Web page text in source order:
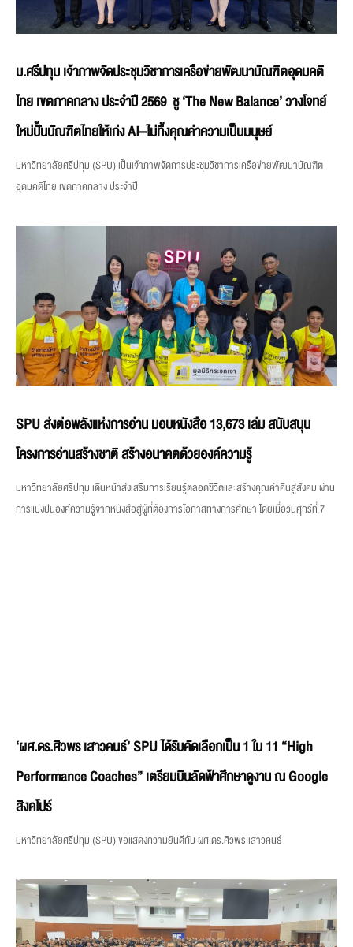
ม.ศรีปทุม เจ้าภาพจัดประชุมวิชาการเครือข่ายพัฒนาบัณฑิตอุดมคติ
ไทย เขตภาคกลาง ประจำปี 2569 ชู ‘The New Balance’ วางโจทย์
ใหม่ปั้นบัณฑิตไทยให้เก่ง AI–ไม่ทิ้งคุณค่าความเป็นมนุษย์
มหาวิทยาลัยศรีปทุม (SPU) เป็นเจ้าภาพจัดการประชุมวิชาการเครือข่ายพัฒนาบัณฑิต
อุดมคติไทย เขตภาคกลาง ประจำปี
SPU ส่งต่อพลังแห่งการอ่าน มอบหนังสือ 13,673 เล่ม สนับสนุน
โครงการอ่านสร้างชาติ สร้างอนาคตด้วยองค์ความรู้
มหาวิทยาลัยศรีปทุม เดินหน้าส่งเสริมการเรียนรู้ตลอดชีวิตและสร้างคุณค่าคืนสู่สังคม ผ่าน
การแบ่งปันองค์ความรู้จากหนังสือสู่ผู้ที่ต้องการโอกาสทางการศึกษา โดยเมื่อวันศุกร์ที่ 7
‘ผศ.ดร.ศิวพร เสาวคนธ์’ SPU ได้รับคัดเลือกเป็น 1 ใน 11 “High
Performance Coaches” เตรียมบินลัดฟ้าศึกษาดูงาน ณ Google
สิงคโปร์
มหาวิทยาลัยศรีปทุม (SPU) ขอแสดงความยินดีกับ ผศ.ดร.ศิวพร เสาวคนธ์